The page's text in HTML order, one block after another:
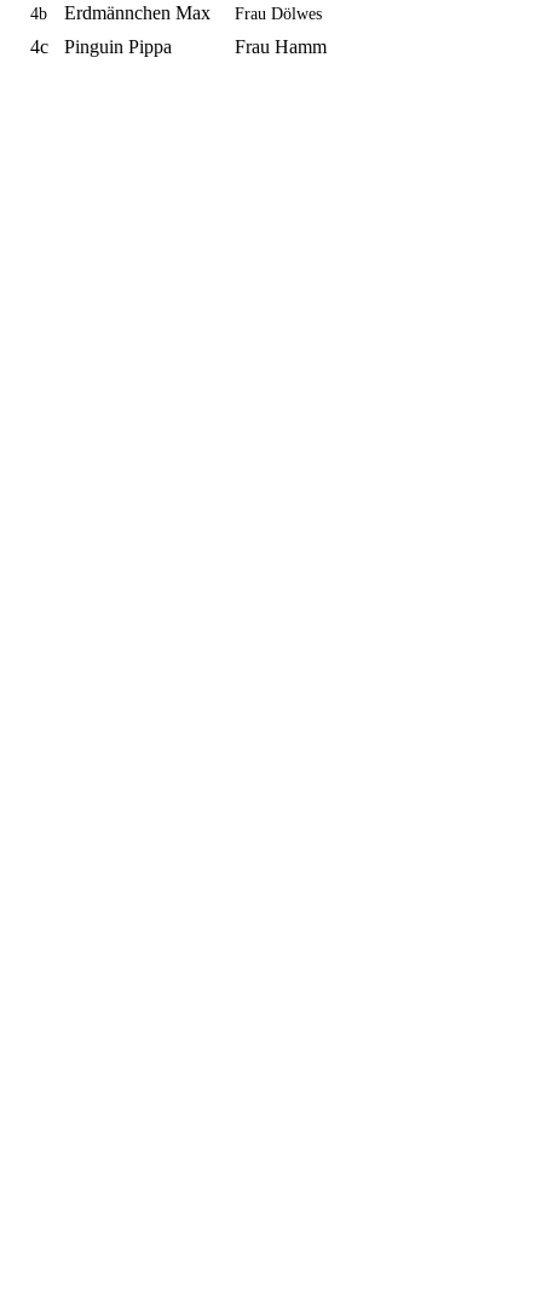
4b Erdmännchen Max Frau Dölwes
4c Pinguin Pippa Frau Hamm